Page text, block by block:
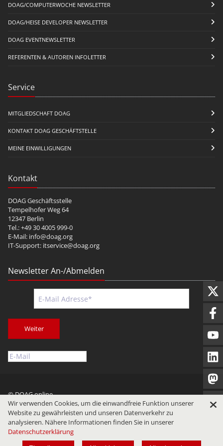
DOAG/COMPUTERWOCHE NEWSLETTER
DOAG/HEISE DEVELOPER NEWSLETTER
DOAG EVENTNEWSLETTER
REFERENTEN & AUTOREN INFOLETTER
Service
MITGLIEDSCHAFT DOAG
KONTAKT DOAG GESCHÄFTSTELLE
MEINE EINWILLIGUNGEN
Kontakt
DOAG Geschäftsstelle
Tempelhofer Weg 64
12347 Berlin
Tel.: +49 30 4005 999-0
E-Mail: info@doag.org
IT-Support: itservice@doag.org
Newsletter An-/Abmelden
Weiter
© DOAG online
Impressum
Datenschutz Nutzungsbedingungen
Wir verwenden Cookies, um die einwandfreie Funktion unserer
Website zu gewährleisten und unseren Datenverkehr zu
analysieren. Nähere Informationen finden Sie in unserer
Datenschutzerklärung